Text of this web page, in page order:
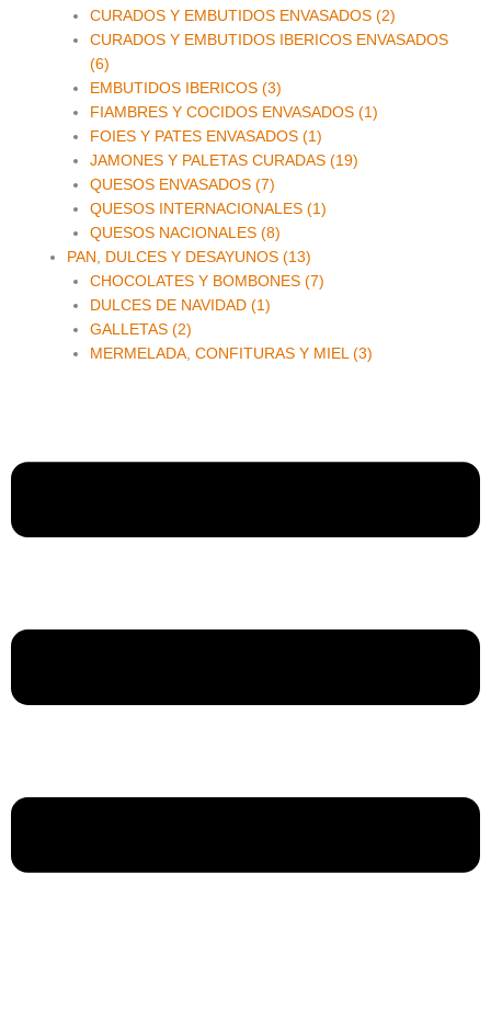
CURADOS Y EMBUTIDOS ENVASADOS (2)
CURADOS Y EMBUTIDOS IBERICOS ENVASADOS
(6)
EMBUTIDOS IBERICOS (3)
FIAMBRES Y COCIDOS ENVASADOS (1)
FOIES Y PATES ENVASADOS (1)
JAMONES Y PALETAS CURADAS (19)
QUESOS ENVASADOS (7)
QUESOS INTERNACIONALES (1)
QUESOS NACIONALES (8)
PAN, DULCES Y DESAYUNOS (13)
CHOCOLATES Y BOMBONES (7)
DULCES DE NAVIDAD (1)
GALLETAS (2)
MERMELADA, CONFITURAS Y MIEL (3)